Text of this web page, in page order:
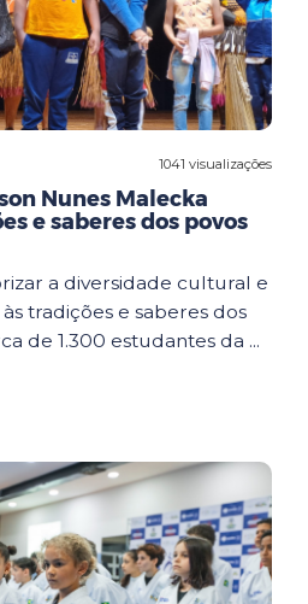
1041 visualizações
Nunes Malecka
e saberes dos povos
a diversidade cultural e
tradições e saberes dos
de 1.300 estudantes da ...